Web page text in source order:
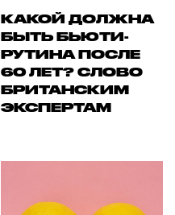
КАКОЙ ДОЛЖНА
БЫТЬ БЬЮТИ-
РУТИНА ПОСЛЕ
60 ЛЕТ? СЛОВО
БРИТАНСКИМ
ЭКСПЕРТАМ